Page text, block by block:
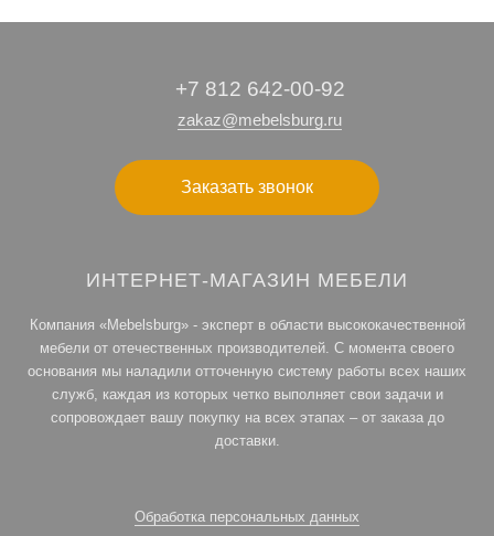
+7 812 642-00-92
zakaz@mebelsburg.ru
Заказать звонок
ИНТЕРНЕТ-МАГАЗИН МЕБЕЛИ
Компания «Mebelsburg» - эксперт в области высококачественной
мебели от отечественных производителей. С момента своего
основания мы наладили отточенную систему работы всех наших
служб, каждая из которых четко выполняет свои задачи и
сопровождает вашу покупку на всех этапах – от заказа до
доставки.
Обработка персональных данных